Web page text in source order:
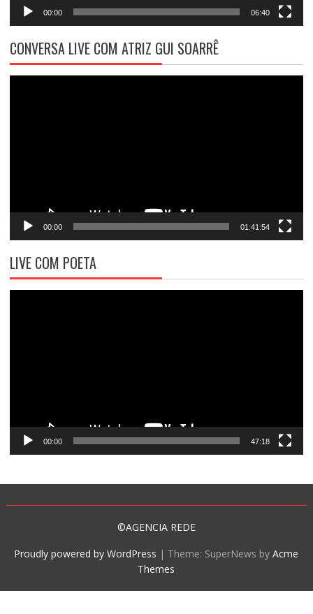
00:00 06:40
CONVERSA LIVE COM ATRIZ GUI SOARRÊ
00:00 01:41:54
LIVE COM POETA
00:00 47:18
©AGENCIA REDE
Proudly powered by WordPress | Theme: SuperNews byAcme
Themes